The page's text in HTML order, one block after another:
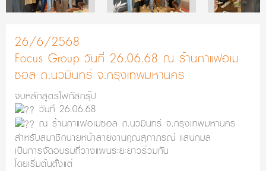
26/6/2568
Focus Group วันที่ 26.06.68 ณ ร้านกาแฟอเม
ซอล ถ.นวมินทร์ จ.กรุงเทพมหานคร
จบหลักสูตรโฟกัสกรุ๊ป
วันที่ 26.06.68
ณ ร้านกาแฟอเมซอล ถ.นวมินทร์ จ.กรุงเทพมหานคร
สำหรับสมาชิกนายหน้าสายงานคุณสุภาภรณ์ แสนกมล
เป็นการจัดอบรมที่วางแผนระยะยาวร่วมกัน
โดยเริ่มต้นตั้งแต่